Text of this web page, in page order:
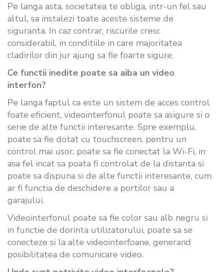
Pe langa asta, societatea te obliga, intr-un fel sau
altul, sa instalezi toate aceste sisteme de
siguranta. In caz contrar, riscurile cresc
considerabil, in conditiile in care majoritatea
cladirilor din jur ajung sa fie foarte sigure.
Ce functii inedite poate sa aiba un video
interfon?
Pe langa faptul ca este un sistem de acces control
foate eficient, videointerfonul poate sa asigure si o
serie de alte functii interesante. Spre exemplu,
poate sa fie dotat cu touchscreen, pentru un
control mai usor, poate sa fie conectat la Wi-Fi, in
asa fel incat sa poata fi controlat de la distanta si
poate sa dispuna si de alte functii interesante, cum
ar fi functia de deschidere a portilor sau a
garajului.
Videointerfonul poate sa fie color sau alb negru si
in functie de dorinta utilizatorului, poate sa se
conecteze si la alte videointerfoane, generand
posibilitatea de comunicare video.